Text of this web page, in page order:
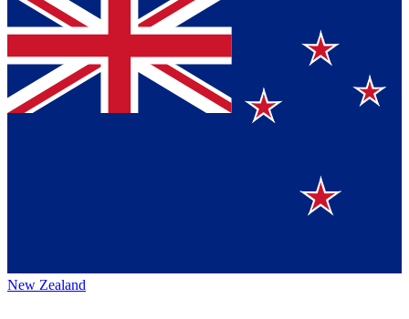
New Zealand